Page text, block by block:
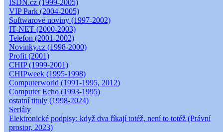
ISDN.cz (1999-2005)
VIP Park (2004-2005)
Softwarové noviny (1997-2002)
IT-NET (2000-2003)
Telefon (2001-2002)
Novinky.cz (1998-2000)
Profit (2001)
CHIP (1999-2001)
CHIPweek (1995-1998)
Computerworld (1991-1995, 2012)
Computer Echo (1993-1995)
ostatní tituly (1998-2024)
Seriály
Elektronické podpisy: když dva říkají totéž, není to totéž (Právní
prostor, 2023)